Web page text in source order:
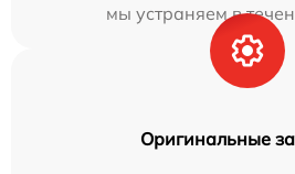
мы устраняем в
Оригинальные